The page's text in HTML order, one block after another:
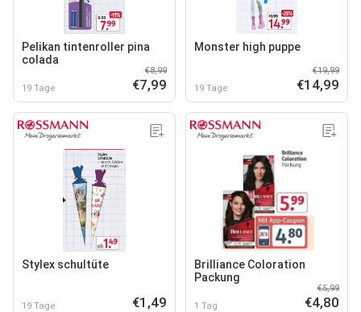
Pelikan tintenroller pina
colada
19 Tage
€8,99
€7,99
Monster high puppe
19 Tage
€19,99
€14,99
Stylex schultüte
19 Tage €1,49
Brilliance Coloration
Packung
1 Tag
€5,99
€4,80